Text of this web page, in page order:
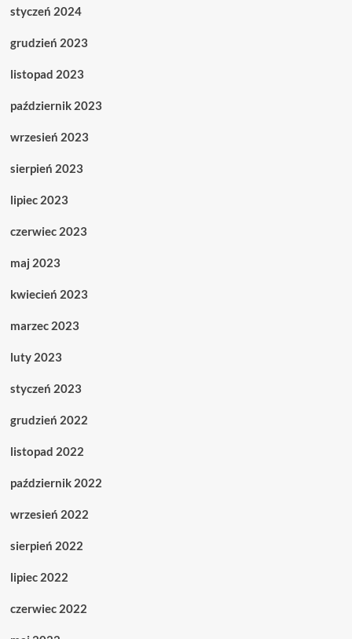
styczeń 2024
grudzień 2023
listopad 2023
październik 2023
wrzesień 2023
sierpień 2023
lipiec 2023
czerwiec 2023
maj 2023
kwiecień 2023
marzec 2023
luty 2023
styczeń 2023
grudzień 2022
listopad 2022
październik 2022
wrzesień 2022
sierpień 2022
lipiec 2022
czerwiec 2022